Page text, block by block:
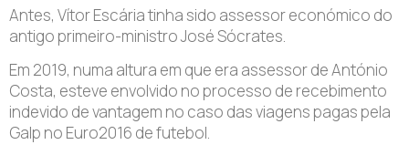
Antes, Vítor Escária tinha sido assessor económico do
antigo primeiro-ministro José Sócrates.
Em 2019, numa altura em que era assessor de António
Costa, esteve envolvido no processo de recebimento
indevido de vantagem no caso das viagens pagas pela
Galp no Euro2016 de futebol.